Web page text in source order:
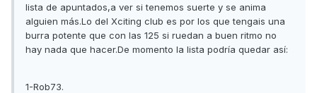
lista de apuntados,a ver si tenemos suerte y se anima
alguien más.Lo del Xciting club es por los que tengais una
burra potente que con las 125 si ruedan a buen ritmo no
hay nada que hacer.De momento la lista podría quedar así:
1-Rob73.